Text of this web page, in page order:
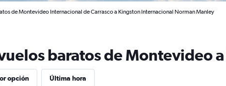
de Montevideo Internacional de Carrasco a Kingston Internacional Norman Manley
baratos de Montevideo
opción Última hora